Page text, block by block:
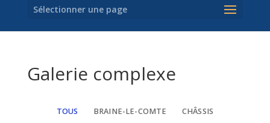
Sélectionner une page
Galerie complexe
TOUS BRAINE-LE-COMTE CHÂSSIS